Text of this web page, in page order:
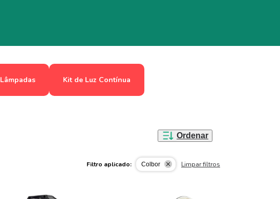
Lâmpadas Kit de Luz Contínua
Ordenar
Filtro aplicado: Colbor Limpar filtros